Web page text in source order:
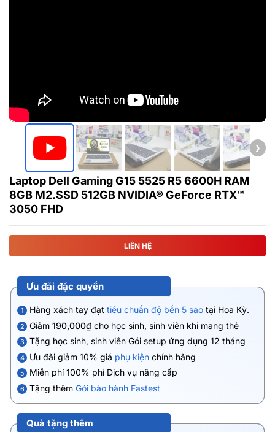
❯
Laptop Dell Gaming G15 5525 R5 6600H RAM
8GB M2.SSD 512GB NVIDIA® GeForce RTX™
3050 FHD
LIÊN HỆ
Ưu đãi đặc quyền
1 Hàng xách tay đạt tiêu chuẩn độ bền 5 sao tại Hoa Kỳ.
2 Giảm 190,000₫ cho học sinh, sinh viên khi mang thẻ
3 Tặng học sinh, sinh viên Gói setup ứng dụng 12 tháng
4 Ưu đãi giảm 10% giá phụ kiện chính hãng
5 Miễn phí 100% phí Dịch vụ nâng cấp
6 Tặng thêm Gói bảo hành Fastest
Quà tặng thêm